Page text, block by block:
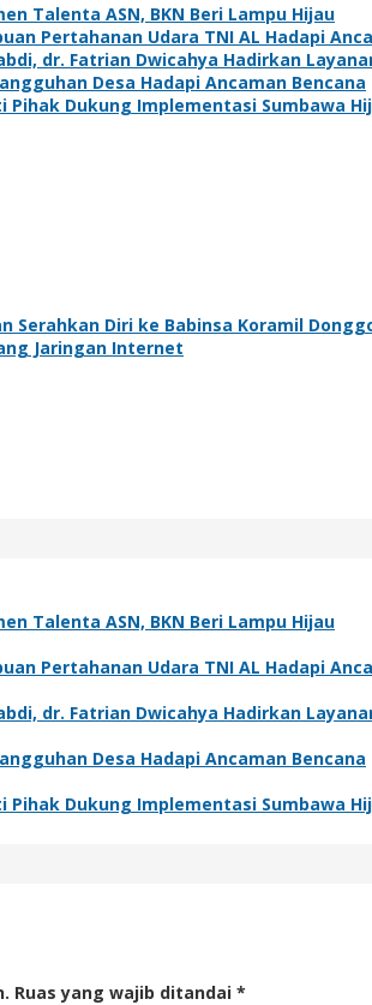
Talenta ASN, BKN Beri Lampu Hijau
Pertahanan Udara TNI AL Hadapi
dr. Fatrian Dwicahya Hadirkan
Desa Hadapi Ancaman Bencana
Pihak Dukung Implementasi Sumbawa
Serahkan Diri ke Babinsa Koramil
Jaringan Internet
Talenta ASN, BKN Beri Lampu Hijau
Pertahanan Udara TNI AL Hadapi
dr. Fatrian Dwicahya Hadirkan
Desa Hadapi Ancaman Bencana
Pihak Dukung Implementasi Sumbawa
Ruas yang wajib ditandai *